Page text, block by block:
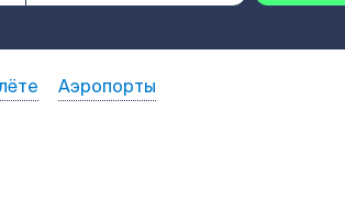
Аэропорты